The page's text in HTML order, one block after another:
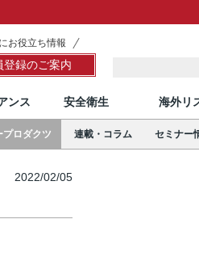
お役立ち情報
登録のご案内
ンス 安全衛生 海外リ
プロダクツ 連載・コラム セミナー
2022/02/05